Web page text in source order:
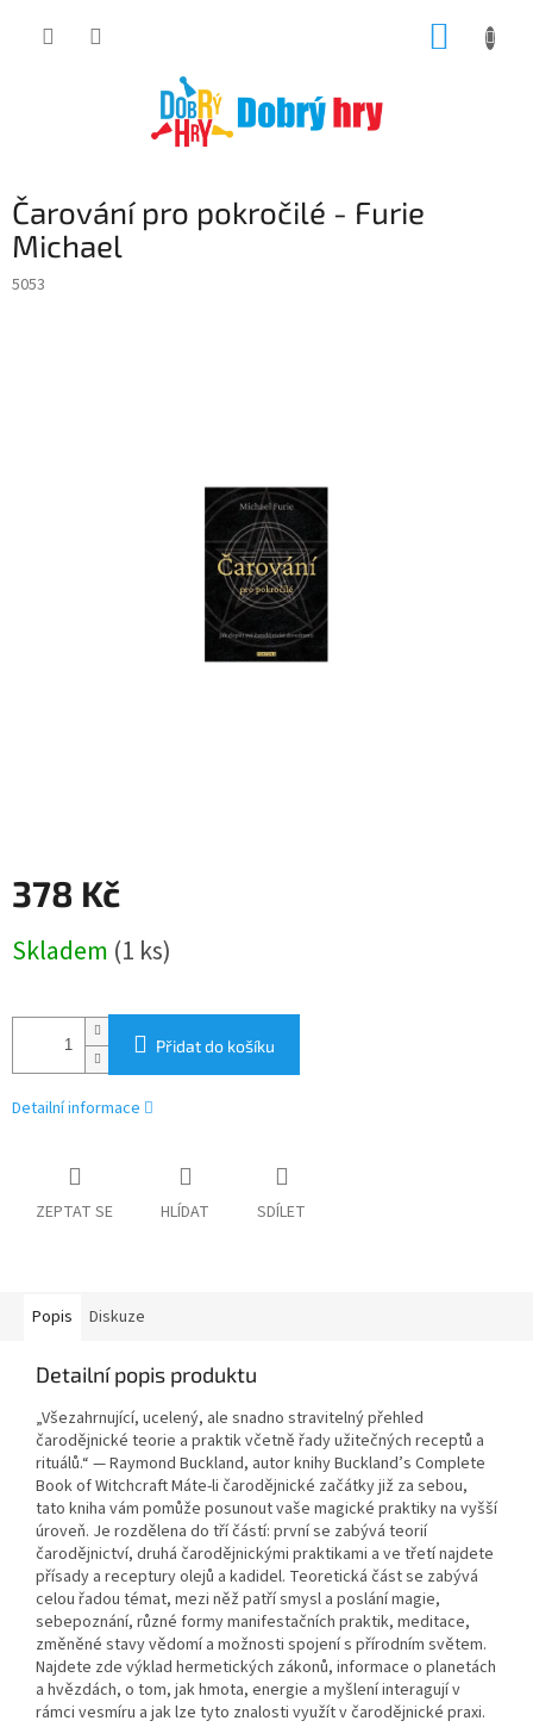
Čarování pro pokročilé - Furie
Michael
5053
378 Kč
cena:
Skladem (1 ks)
Přidat do košíku
Detailní informace
ZEPTAT SE HLÍDAT SDÍLET
Popis Diskuze
Detailní popis produktu
„Všezahrnující, ucelený, ale snadno stravitelný přehled
čarodějnické teorie a praktik včetně řady užitečných receptů a
rituálů.“ — Raymond Buckland, autor knihy Buckland’s Complete
Book of Witchcraft Máte-li čarodějnické začátky již za sebou,
tato kniha vám pomůže posunout vaše magické praktiky na vyšší
úroveň. Je rozdělena do tří částí: první se zabývá teorií
čarodějnictví, druhá čarodějnickými praktikami a ve třetí najdete
přísady a receptury olejů a kadidel. Teoretická část se zabývá
celou řadou témat, mezi něž patří smysl a poslání magie,
sebepoznání, různé formy manifestačních praktik, meditace,
změněné stavy vědomí a možnosti spojení s přírodním světem.
Najdete zde výklad hermetických zákonů, informace o planetách
a hvězdách, o tom, jak hmota, energie a myšlení interagují v
rámci vesmíru a jak lze tyto znalosti využít v čarodějnické praxi.